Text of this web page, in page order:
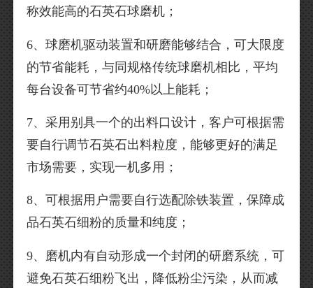
称效能高的石英石球磨机；
6、球磨机驱动装置和研磨能够结合，可大限度
的节省能耗，与同规格传统球磨机相比，平均
每台设备可节省约40%以上能耗；
7、采用别具一个的出料口设计，客户可根据需
要自行调节石英石出料粒度，能够更好的满足
市场需要，实现一机多用；
8、可根据用户需要自行选配除铁装置，保障成
品石英石细粉的质量和纯度；
9、磨机内有自动形成一个封闭的研磨系统，可
避免石英石细粉飞出，降低粉尘污染，从而减